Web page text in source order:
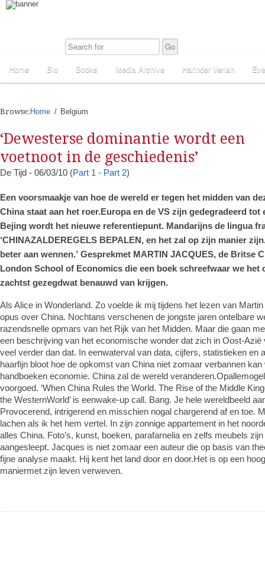
Home Bio Books Media Archive Harinder Veriah
Browse: Home Belgium
‘Dewesterse dominantie wordt een
voetnoot in de geschiedenis’
De Tijd - 06/03/10 (Part 1 - Part 2)
Een voorsmaakje van hoe de wereld er tegen het midden van
China staat aan het roer.Europa en de VS zijn gedegradeerd tot
Bejing wordt het nieuwe referentiepunt. Mandarijns de lingua
‘CHINAZALDEREGELS BEPALEN, en het zal op zijn manier
beter aan wennen.’ Gesprekmet MARTIN JACQUES, de Britse
London School of Economics die een boek schreefwaar we het
zachtst gezegdwat benauwd van krijgen.
Als Alice in Wonderland. Zo voelde ik mij tijdens het lezen van Martin
opus over China. Nochtans verschenen de jongste jaren ontelbare
razendsnelle opmars van het Rijk van het Midden. Maar die gaan
een beschrijving van het economische wonder dat zich in Oost-
veel verder dan dat. In eenwaterval van data, cijfers, statistieken en
haarfijn bloot hoe de opkomst van China niet zomaar verbannen kan
handboeken economie. China zal de wereld
voorgoed. ‘When China Rules the World. The Rise of the Middle
the WesternWorld’ is eenwake-up call. Bang. Je hele wereldbeeld
Provocerend, intrigerend en misschien nogal chargerend af en toe.
lachen als ik het hem vertel. In zijn zonnige appartement in het
alles China. Foto’s, kunst, boeken, parafarnelia en zelfs meubels
aangesleept. Jacques is niet zomaar een auteur die op basis van
fijne analyse maakt. Hij kent het land door en door.Het is op een
maniermet zijn leven verweven.